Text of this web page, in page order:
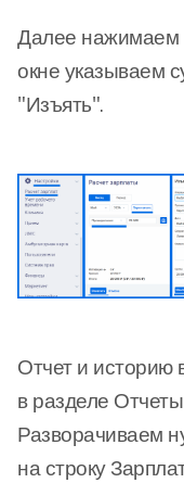
Далее нажимаем
окне указываем
"Изъять".
Отчет и историю
в разделе
Разворачиваем
на строку